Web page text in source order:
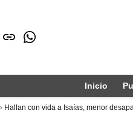
issuuWhatsapp
Inicio
Hallan con vida a Isaías, menor